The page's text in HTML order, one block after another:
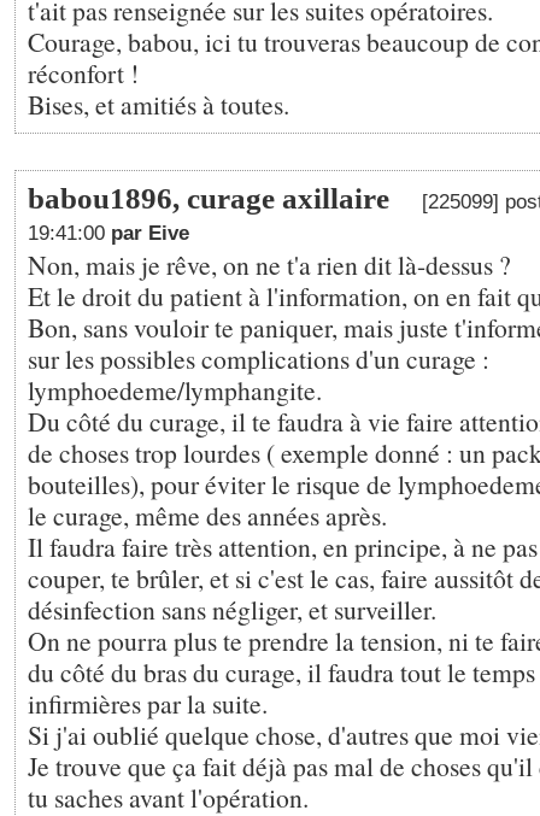
t'ait pas renseignée sur les suites opératoires.
Courage, babou, ici tu trouveras beaucoup de
réconfort !
Bises, et amitiés à toutes.
babou1896, curage axillaire
[225099]
19:41:00 par Eive
Non, mais je rêve, on ne t'a rien dit là-dessus ?
Et le droit du patient à l'information, on en fait
Bon, sans vouloir te paniquer, mais juste
sur les possibles complications d'un curage :
lymphoedeme/lymphangite.
Du côté du curage, il te faudra à vie faire
de choses trop lourdes ( exemple donné : un
bouteilles), pour éviter le risque de
le curage, même des années après.
Il faudra faire très attention, en principe, à ne
couper, te brûler, et si c'est le cas, faire aussitôt
désinfection sans négliger, et surveiller.
On ne pourra plus te prendre la tension, ni te
du côté du bras du curage, il faudra tout le
infirmières par la suite.
Si j'ai oublié quelque chose, d'autres que moi
Je trouve que ça fait déjà pas mal de choses
tu saches avant l'opération.